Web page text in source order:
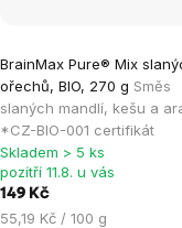
BrainMax Pure® Mix
ořechů, BIO, 270 g Směs
slaných mandlí, kešu a
*CZ-BIO-001 certifikát
hodnocení
produktu
je
5,0
z
Skladem > 5 ks
pozítří 11.8. u vás
149 Kč
Měrná
55,19 Kč / 100 g